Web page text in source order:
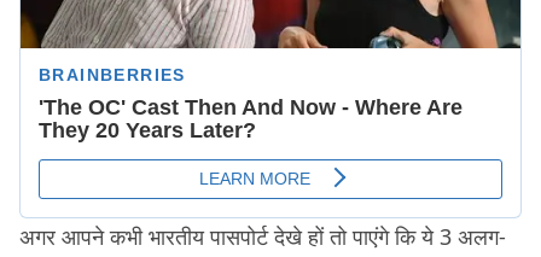
अगर आपने कभी भारतीय पासपोर्ट देखे हों तो पाएंगे कि ये 3 अलग-